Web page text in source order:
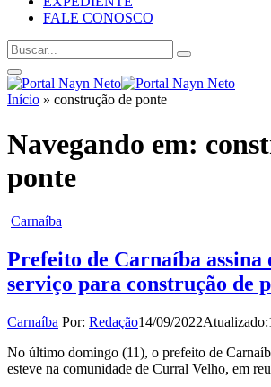
FALE CONOSCO
Início » construção de ponte
Navegando em:
ponte
Carnaíba
Prefeito de Carnaíba assina
serviço para construção de
Carnaíba Por: Redação14/09/2022Atualizado:
No último domingo (11), o prefeito de
esteve na comunidade de Curral Velho, em